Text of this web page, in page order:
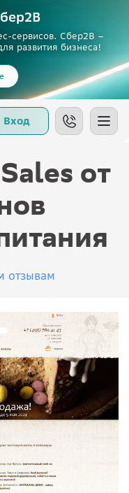
сервисов. Сбер2В –
развития бизнеса!
Вход
от
отзывам